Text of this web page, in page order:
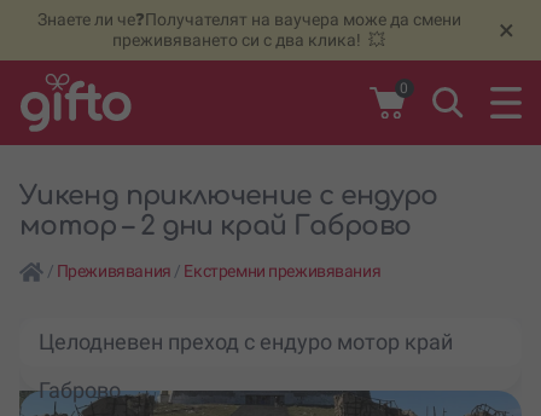
Знаете ли че❓Получателят на ваучера може да смени
преживяването си с два клика! 💥
×
0
Уикенд приключение с ендуро
мотор – 2 дни край Габрово
/ Преживявания / Екстремни преживявания
Целодневен преход с ендуро мотор край
Габрово